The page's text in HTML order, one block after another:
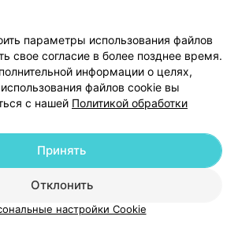
Добавить компанию
Добавить специалиста
проекта
Размещение рекламы
маркетинг
Публичный договор
параметры использования файлов
свое согласие в более позднее время.
информации о целях,
файлов cookie вы
с нашей Политикой обработки
Отклонить
Принять
настройки Cookie